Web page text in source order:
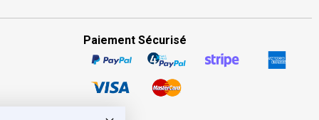
Paiement Sécurisé